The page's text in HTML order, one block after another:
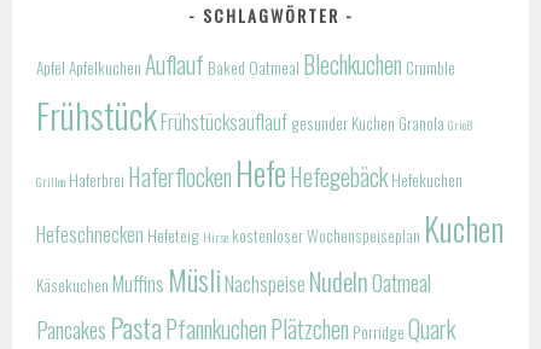
SCHLAGWÖRTER
Apfel Apfelkuchen Auflauf Baked Oatmeal Blechkuchen Crumble
FrühstückFrühstücksauflauf gesunder Kuchen Granola Grieß
Grillen Haferbrei Haferflocken HefeHefegebäck Hefekuchen
Hefeschnecken Hefeteig Hirse kostenloser Wochenspeiseplan Kuchen
Käsekuchen Muffins Müsli Nachspeise NudelnOatmeal
Pancakes PastaPfannkuchenPlätzchen Porridge Quark